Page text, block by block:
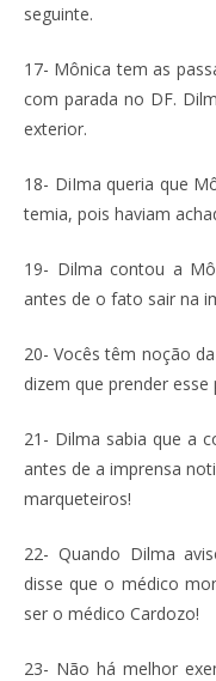
seguinte.
17- Mônica tem as
com parada no DF.
exterior.
18- DiIma queria que
temia, pois haviam
19- Dilma contou a
antes de o fato sair na
20- Vocês têm noção
dizem que prender esse
21- Dilma sabia que a
antes de a imprensa
marqueteiros!
22- Quando Dilma
disse que o médico
ser o médico Cardozo!
23- Não há melhor